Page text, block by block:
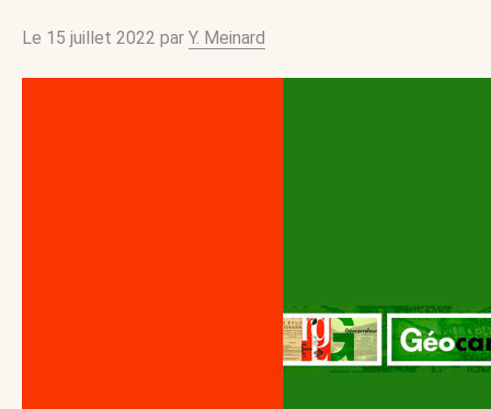
Le 15 juillet 2022 par Y. Meinard